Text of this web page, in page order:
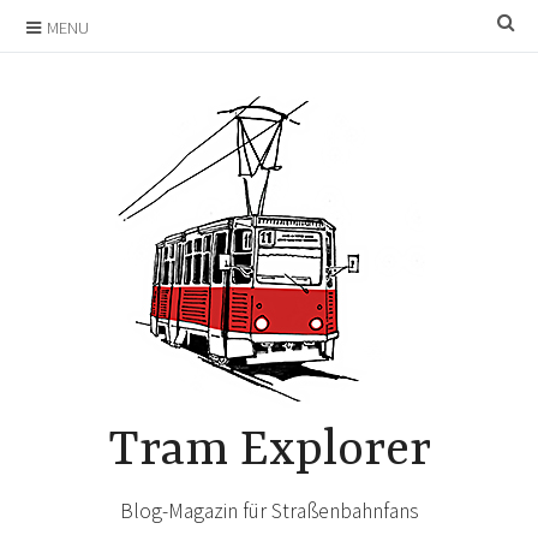
Skip
to
Tram Explorer
Blog-Magazin für Straßenbahnfans
MENU